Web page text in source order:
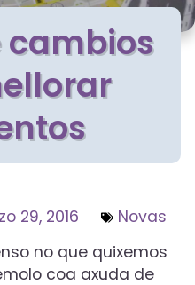
cambios
29, 2016
Novas
no que quixemos
coa axuda de